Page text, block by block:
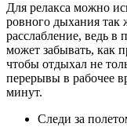
Для релакса можно
ровного дыхания так
расслабление, ведь в
может забывать, как
чтобы отдыхал не
перерывы в рабочее
минут.
Следи за